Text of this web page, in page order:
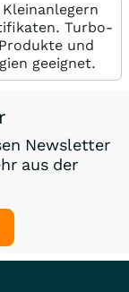
Turbo-
und
geeignet.
Newsletter
aus der